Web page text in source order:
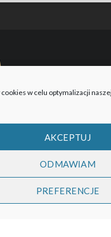
w celu optymalizacji
AKCEPTUJ
ODMAWIAM
PREFERENCJE
© 2026 Wszystkie prawa